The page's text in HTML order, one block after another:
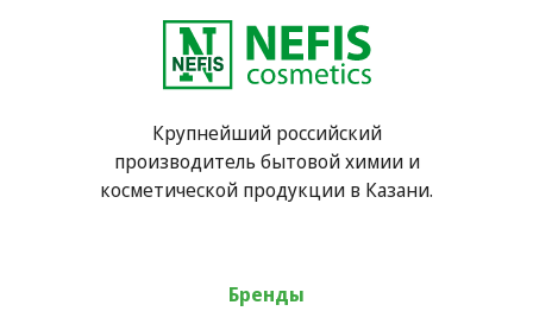
Крупнейший российский
производитель бытовой химии и
косметической продукции в Казани.
Бренды